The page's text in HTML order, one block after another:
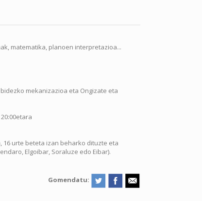
matematika, planoen interpretazioa...
mekanizazioa eta Ongizate eta
urte beteta izan beharko dituzte eta
Elgoibar, Soraluze edo Eibar).
Gomendatu: